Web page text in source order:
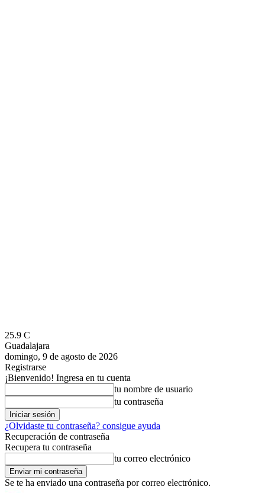
25.9 C
Guadalajara
domingo, 9 de agosto de 2026
Registrarse
¡Bienvenido! Ingresa en tu cuenta
tu nombre de usuario
tu contraseña
¿Olvidaste tu contraseña? consigue ayuda
Recuperación de contraseña
Recupera tu contraseña
tu correo electrónico
Se te ha enviado una contraseña por correo electrónico.